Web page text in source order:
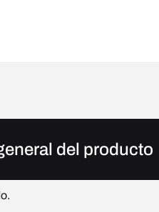
del producto